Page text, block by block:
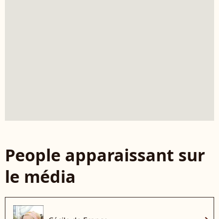
People apparaissant sur
le média